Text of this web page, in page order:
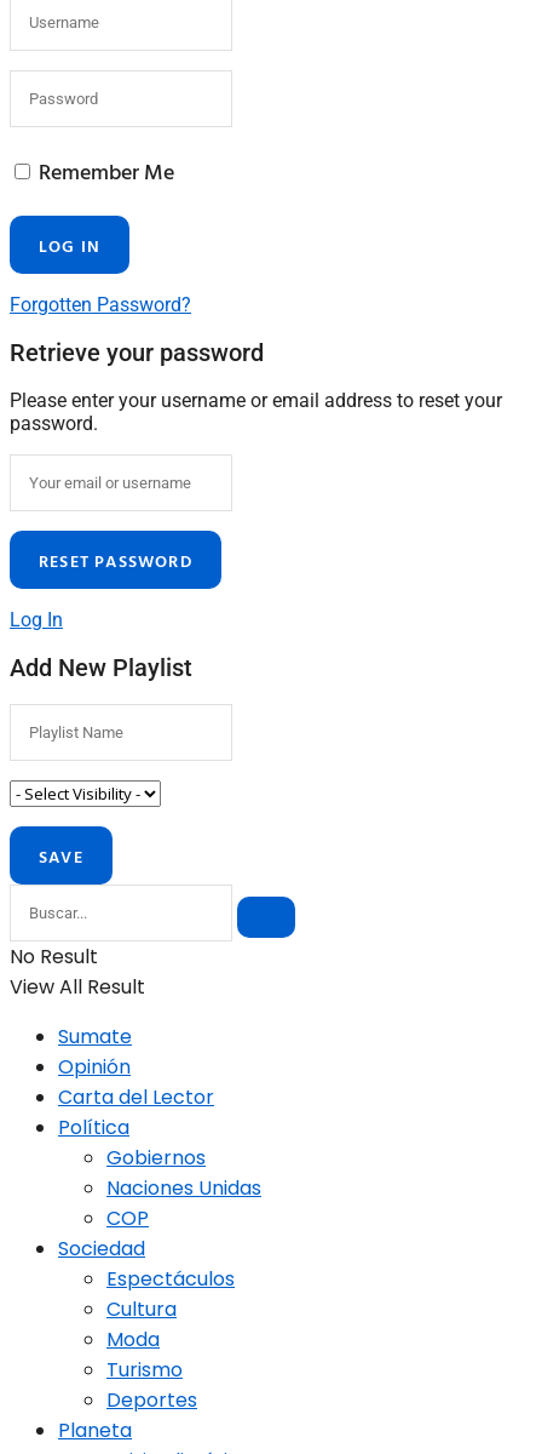
Remember Me
Forgotten Password?
Retrieve your password
Please enter your username or email address to reset your
password.
Log In
Add New Playlist
No Result
View All Result
Sumate
Opinión
Carta del Lector
Política
Gobiernos
Naciones Unidas
COP
Sociedad
Espectáculos
Cultura
Moda
Turismo
Deportes
Planeta